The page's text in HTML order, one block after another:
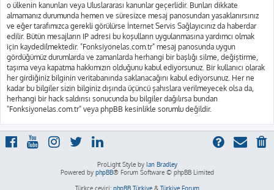
o ülkenin kanunları veya Uluslararası kanunlar geçerlidir. Bunları dikkate
almamanız durumunda hemen ve süresizce mesaj panosundan yasaklanırsınız
ve eğer tarafımızca gerekli görülürse İnternet Servis Sağlayıcınız da haberdar
edilir. Bütün mesajların IP adresi bu koşulların uygulanmasına yardımcı olmak
için kaydedilmektedir. "Fonksiyonelas.com.tr" mesaj panosunda uygun
gördüğümüz durumlarda ve zamanlarda herhangi bir başlığı silme, değiştirme,
taşıma veya kapatma hakkımızın olduğunu kabul ediyorsunuz. Bir kullanıcı olarak
her girdiğiniz bilginin veritabanında saklanacağını kabul ediyorsunuz. Her ne
kadar bu bilgiler sizin bilginiz dışında üçüncü şahıslara verilmeyecek olsa da,
herhangi bir hack saldırısı sonucunda bu bilgiler dağılırsa bundan
"Fonksiyonelas.com.tr" veya phpBB kesinlikle sorumlu değildir.
ProLight Style by Ian Bradley
Powered by phpBB® Forum Software © phpBB Limited
Türkçe çeviri: phpBB Türkiye& Türkiye Forum